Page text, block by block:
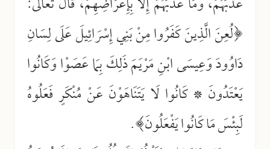
﴿لُعِنَ الَّذِينَ كَفَرُوا مِنْ بَنِي إِسْرَائِيلَ عَلَى لِسَانِ
دَاوُودَ وَعِيسَى ابْنِ مَرْيَمَ ذَلِكَ بِمَا عَصَوْا وَكَانُوا
يَعْتَدُونَ * كَانُوا لَا يَتَنَاهَوْنَ عَنْ مُنْكَرٍ فَعَلُوهُ
لَبِئْسَ مَا كَانُوا يَفْعَلُونَ﴾.